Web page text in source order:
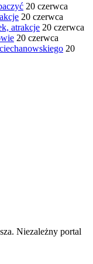
20 czerwca
20 czerwca
atrakcje 20 czerwca
20 czerwca
20
Niezależny portal